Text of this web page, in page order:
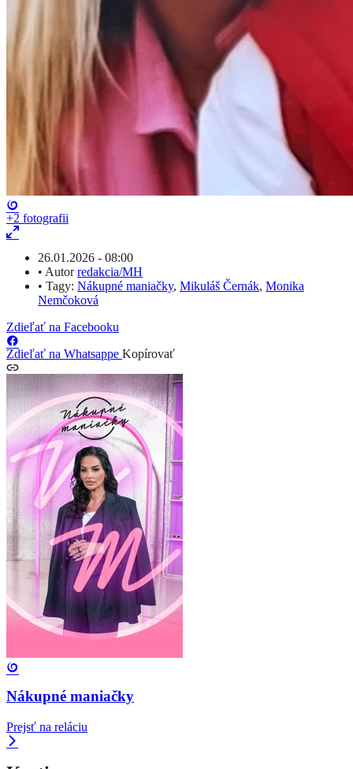
+2 fotografii
26.01.2026 - 08:00
• Autorredakcia/MH
• Tagy: Nákupné maniačky, Mikuláš Černák, Monika
Nemčoková
Zdieľať na Facebooku
Zdieľať na Whatsappe Kopírovať
Nákupné maniačky
Prejsť na reláciu